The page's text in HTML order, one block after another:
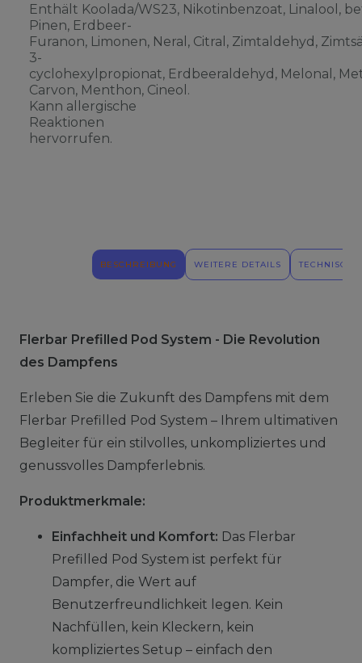
Enthält Koolada/WS23, Nikotinbenzoat, Linalool,
Pinen, Erdbeer-
Furanon, Limonen, Neral, Citral, Zimtaldehyd,
3-
cyclohexylpropionat, Erdbeeraldehyd, Melonal,
Carvon, Menthon, Cineol.
Kann allergische
Reaktionen
hervorrufen.
BESCHREIBUNG WEITERE DETAILS
Flerbar Prefilled Pod System - Die Revolution
des Dampfens
Erleben Sie die Zukunft des Dampfens mit dem
Flerbar Prefilled Pod System – Ihrem ultimativen
Begleiter für ein stilvolles, unkompliziertes und
genussvolles Dampferlebnis.
Produktmerkmale:
Einfachheit und Komfort: Das Flerbar
Prefilled Pod System ist perfekt für
Dampfer, die Wert auf
Benutzerfreundlichkeit legen. Kein
Nachfüllen, kein Kleckern, kein
kompliziertes Setup – einfach den